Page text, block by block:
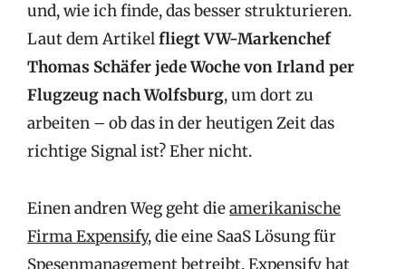
und, wie ich finde, das besser strukturieren.
Laut dem Artikelfliegt VW-Markenchef
Thomas Schäfer jede Woche von Irland per
Flugzeug nach Wolfsburg, um dort zu
arbeiten – ob das in der heutigen Zeit das
richtige Signal ist? Eher nicht.
Einen andren Weg geht dieamerikanische
Firma Expensify, die eine SaaS Lösung für
Spesenmanagement betreibt. Expensify hat